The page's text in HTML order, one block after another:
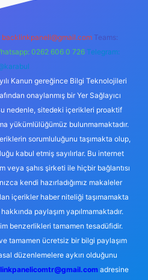
backlinkpaneli@gmail.com Teams:
0262 606 0 726 Telegram:
Kanun gereğince Bilgi Teknolojileri
onaylanmış bir Yer Sağlayıcı
nedenle, sitedeki içerikleri proaktif
yükümlülüğümüz bulunmamaktadır.
sorumluluğunu taşımakta olup,
kabul etmiş sayılırlar. Bu internet
veya şahıs şirketi ile hiçbir bağlantısı
kendi hazırladığımız makaleler
içerikler haber niteliği taşımamakta
paylaşım yapılmamaktadır.
benzerlikleri tamamen tesadüfidir.
tamamen ücretsiz bir bilgi paylaşım
düzenlemelere aykırı olduğunu
adresine